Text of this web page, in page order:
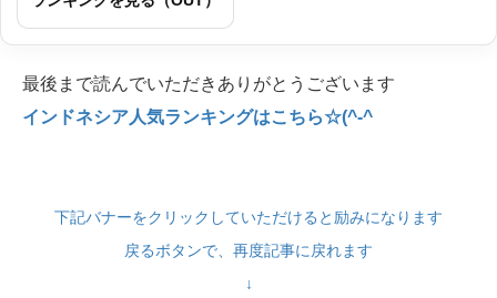
最後まで読んでいただきありがとうございます
インドネシア人気ランキングはこちら☆(^-^
下記バナーをクリックしていただけると励みになります
戻るボタンで、再度記事に戻れます
↓